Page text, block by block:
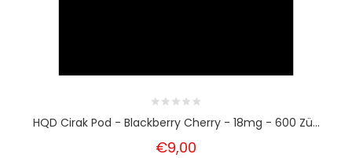
HQD Cirak Pod - Blackberry Cherry - 18mg - 600 Zü...
€9,00